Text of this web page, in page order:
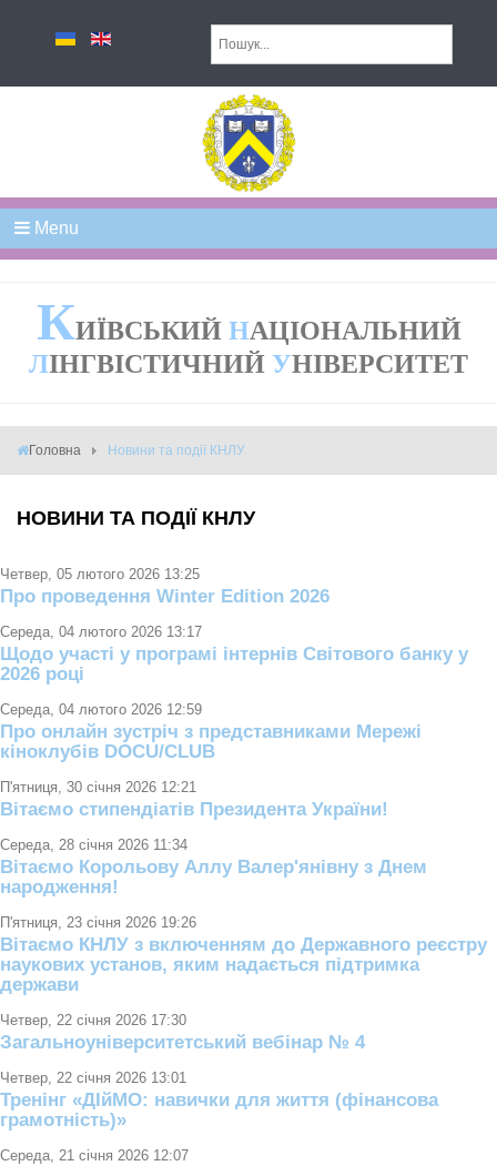
Menu
КИЇВСЬКИЙ НАЦІОНАЛЬНИЙ
ЛІНГВІСТИЧНИЙ УНІВЕРСИТЕТ
Головна Новини та події КНЛУ
НОВИНИ ТА ПОДІЇ КНЛУ
Четвер, 05 лютого 2026 13:25
Про проведення Winter Edition 2026
Середа, 04 лютого 2026 13:17
Щодо участі у програмі інтернів Світового банку у
2026 році
Середа, 04 лютого 2026 12:59
Про онлайн зустріч з представниками Мережі
кіноклубів DOCU/CLUB
П'ятниця, 30 січня 2026 12:21
Вітаємо стипендіатів Президента України!
Середа, 28 січня 2026 11:34
Вітаємо Корольову Аллу Валер'янівну з Днем
народження!
П'ятниця, 23 січня 2026 19:26
Вітаємо КНЛУ з включенням до Державного реєстру
наукових установ, яким надається підтримка
держави
Четвер, 22 січня 2026 17:30
Загальноуніверситетський вебінар № 4
Четвер, 22 січня 2026 13:01
Тренінг «ДІйМО: навички для життя (фінансова
грамотність)»
Середа, 21 січня 2026 12:07